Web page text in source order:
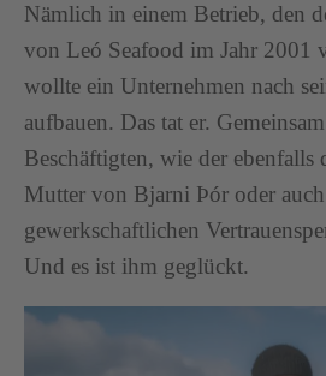
Nämlich in einem Betrieb, den
von Leó Seafood im Jahr 2001
wollte ein Unternehmen nach
aufbauen. Das tat er.
Beschäftigten, wie der ebenfalls
Mutter von Bjarni Þór oder
gewerkschaftlichen
Und es ist ihm geglückt.